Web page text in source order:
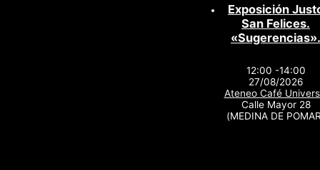
Exposición
San Felices.
«Sugerencias».
12:00 -14:00
27/08/2026
Ateneo Café
Calle Mayor 28
(MEDINA DE